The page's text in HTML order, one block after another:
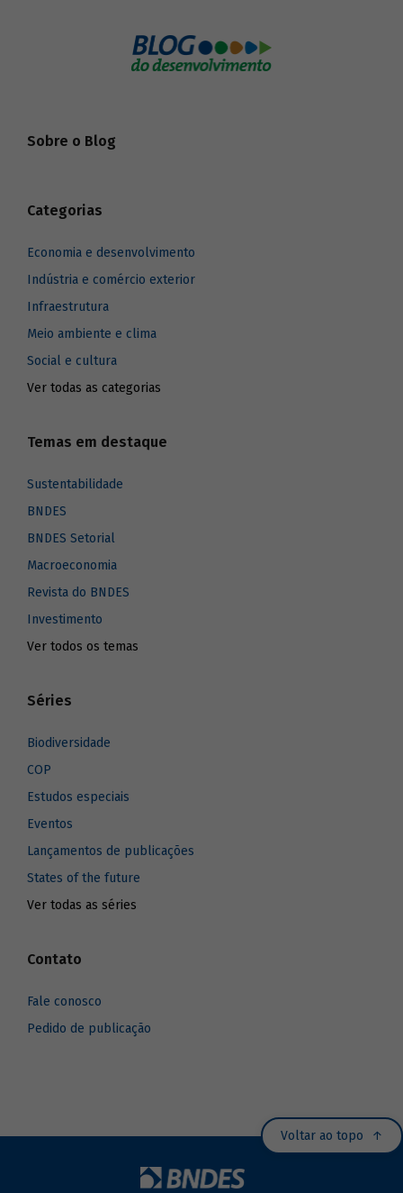
Sobre o Blog
Categorias
Economia e desenvolvimento
Indústria e comércio exterior
Infraestrutura
Meio ambiente e clima
Social e cultura
Ver todas as categorias
Temas em destaque
Sustentabilidade
BNDES
BNDES Setorial
Macroeconomia
Revista do BNDES
Investimento
Ver todos os temas
Séries
Biodiversidade
COP
Estudos especiais
Eventos
Lançamentos de publicações
States of the future
Ver todas as séries
Contato
Fale conosco
Pedido de publicação
Voltar ao topo